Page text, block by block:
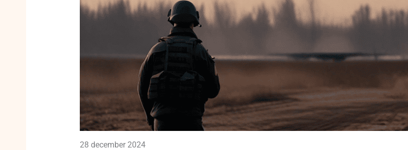
28 december 2024